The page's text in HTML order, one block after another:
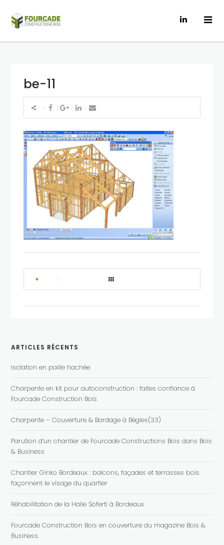
be-11
ARTICLES RÉCENTS
Isolation en paille hachée
Charpente en kit pour autoconstruction : faites confiance à
Fourcade Construction Bois
Charpente – Couverture & Bardage à Bègles(33)
Parution d’un chantier de Fourcade Constructions Bois dans Bois
& Business
Chantier Ginko Bordeaux : balcons, façades et terrasses bois
façonnent le visage du quartier
Réhabilitation de la Halle Soferti à Bordeaux
Fourcade Construction Bois en couverture du magazine Bois &
Business.